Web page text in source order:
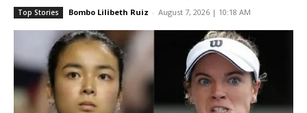
Top Stories Bombo Lilibeth Ruiz - August 7, 2026 | 10:18 AM